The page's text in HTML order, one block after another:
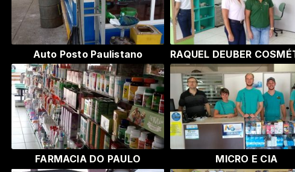
Auto Posto Paulistano
FARMACIA DO PAULO MICRO E CIA